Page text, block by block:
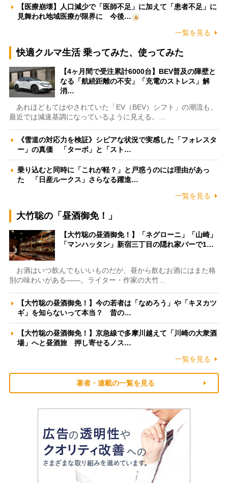
【医療崩壊】人口減少で「医師不足」に加えて「患者不足」に
見舞われ地域医療が限界に 今後…
一覧を見る
快適クルマ生活 乗ってみた、使ってみた
【4ヶ月間で受注累計6000台】BEV普及の障壁と
なる「航続距離の不安」「充電のストレス」解
消…
あれほどもてはやされていた「EV（BEV）シフト」の潮流も、
最近では減速基調になっているように見える。…
《雪道の対応力を検証》シビアな状況で実感した「フォレスタ
ー」の真価 「ターボ」と「スト…
乗り込むと同時に「これが軽？」と戸惑うのには理由があっ
た 「日産ルークス」さらなる躍進…
一覧を見る
大竹聡の「昼酒御免！」
【大竹聡の昼酒御免！】「ネグローニ」「山崎」
「マンハッタン」新宿三丁目の隠れ家バーで1…
お酒はいつ飲んでもいいものだが、昼から飲むお酒にはまた格
別の味わいがある――。ライター・作家の大竹…
【大竹聡の昼酒御免！】今の若者は「なめろう」や「キヌカツ
ギ」を知らないって本当？ 昔の…
【大竹聡の昼酒御免！】京急線で多摩川越えて「川崎の大衆酒
場」へと昼酒旅 押し寄せるノス…
一覧を見る
著者・連載の一覧を見る